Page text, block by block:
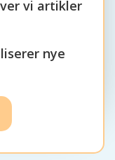
vi artikler
nye